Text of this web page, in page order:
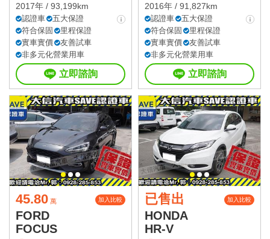
2017年 / 93,199km
認證車
五大保證
符合保固
里程保證
實車實價
友善試車
非多元化營業用車
立即諮詢
2016年 / 91,827km
認證車
五大保證
符合保固
里程保證
實車實價
友善試車
非多元化營業用車
立即諮詢
45.80 萬 加入比較
FORD
FOCUS
已售出 加入比較
HONDA
HR-V